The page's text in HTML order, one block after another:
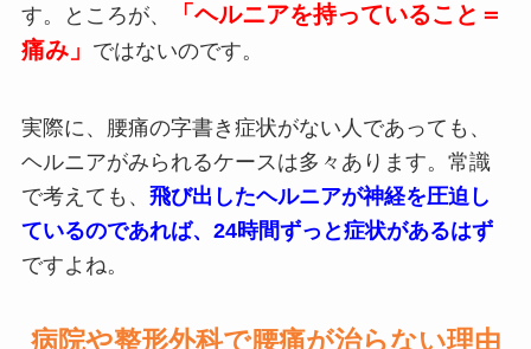
す。ところが、
「ヘルニアを持っていること＝
痛み」 ではないのです。
実際に、腰痛の字書き症状がない人であっても、
ヘルニアがみられるケースは多々あります。常識
で考えても、 飛び出したヘルニアが神経を圧迫し
ているのであれば、24時間ずっと症状があるはず
ですよね。
病院や整形外科で腰痛が治らない理由